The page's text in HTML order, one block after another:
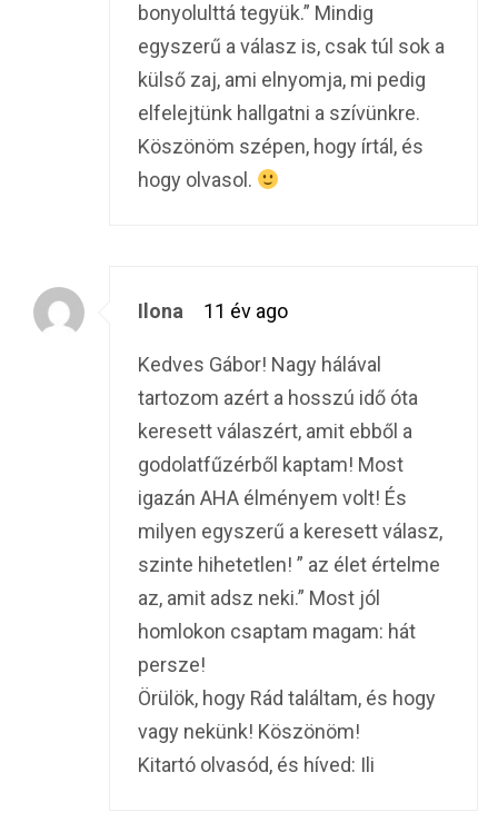
bonyolulttá tegyük.” Mindig
egyszerű a válasz is, csak túl sok a
külső zaj, ami elnyomja, mi pedig
elfelejtünk hallgatni a szívünkre.
Köszönöm szépen, hogy írtál, és
hogy olvasol.
Ilona 11 év ago
Kedves Gábor! Nagy hálával
tartozom azért a hosszú idő óta
keresett válaszért, amit ebből a
godolatfűzérből kaptam! Most
igazán AHA élményem volt! És
milyen egyszerű a keresett válasz,
szinte hihetetlen! ” az élet értelme
az, amit adsz neki.” Most jól
homlokon csaptam magam: hát
persze!
Örülök, hogy Rád találtam, és hogy
vagy nekünk! Köszönöm!
Kitartó olvasód, és híved: Ili